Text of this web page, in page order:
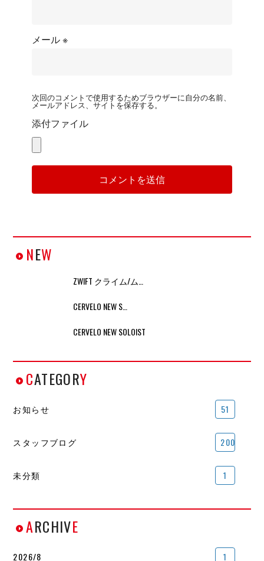
メール※
次回のコメントで使用するためブラウザーに自分の名前、
メールアドレス、サイトを保存する。
添付ファイル
NEW
ZWIFT クライム/ム…
CERVELO NEW S…
CERVELO NEW SOLOIST
CATEGORY
お知らせ 51
スタッフブログ 200
未分類 1
ARCHIVE
2026/8 1